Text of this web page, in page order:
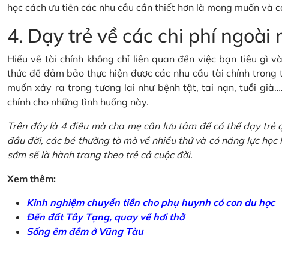
học cách ưu tiên các nhu cầu cần thiết hơn là mong muốn và
4. Dạy trẻ về các chi phí ngoài
Hiểu về tài chính không chỉ liên quan đến việc bạn tiêu gì
thức để đảm bảo thực hiện được các nhu cầu tài chính
muốn xảy ra trong tương lai như bệnh tật, tai nạn, tuổi
chính cho những tình huống này.
Trên đây là 4 điều mà cha mẹ cần lưu tâm để có thể dạy
đầu đời, các bé thường tò mò về nhiều thứ và có năng lực
sớm sẽ là hành trang theo trẻ cả cuộc đời.
Xem thêm:
Kinh nghiệm chuyển tiền cho phụ huynh có con du học
Đến đất Tây Tạng, quay về hơi thở
Sống êm đềm ở Vũng Tàu